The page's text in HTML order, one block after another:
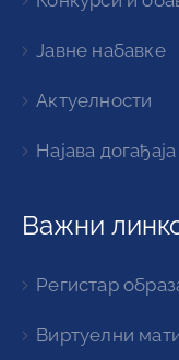
Јавне набавке
Актуелности
Најава догађаја
Важни
Регистар
Виртуелни